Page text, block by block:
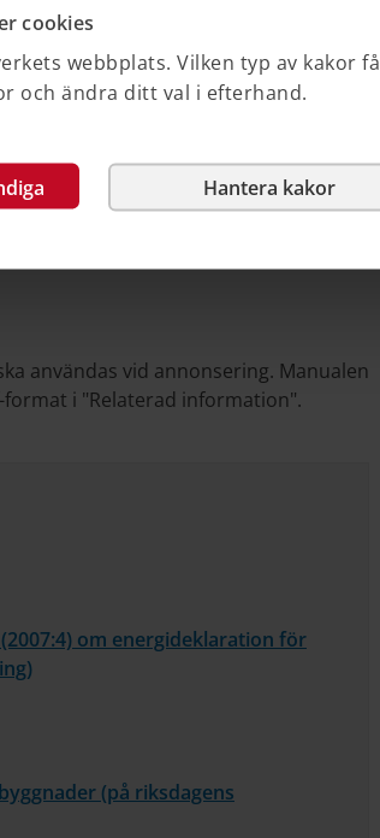
cookies
webbplats. Vilken typ av kakor
och ändra ditt val i efterhand.
Hantera kakor
hussymboler från
för tryckt format, till exempel tidningar
som behövs för annonsering, låg-
används vid annonsering
mot den nedladdade filen beroende
information".
användas vid annonsering. Manualen
i "Relaterad information".
om energideklaration för
(på riksdagens